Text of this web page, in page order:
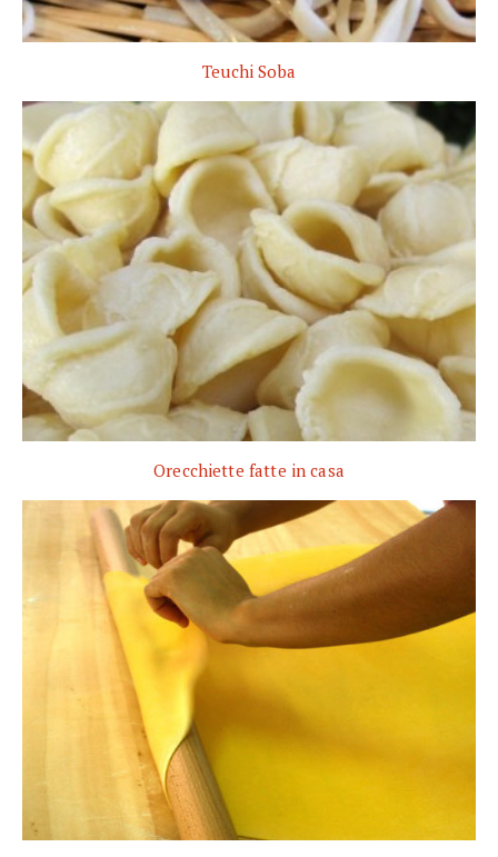
Teuchi Soba
Orecchiette fatte in casa